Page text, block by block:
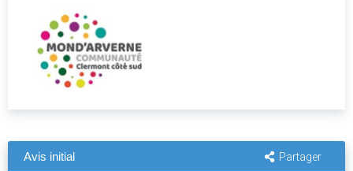
Avis initial Partager